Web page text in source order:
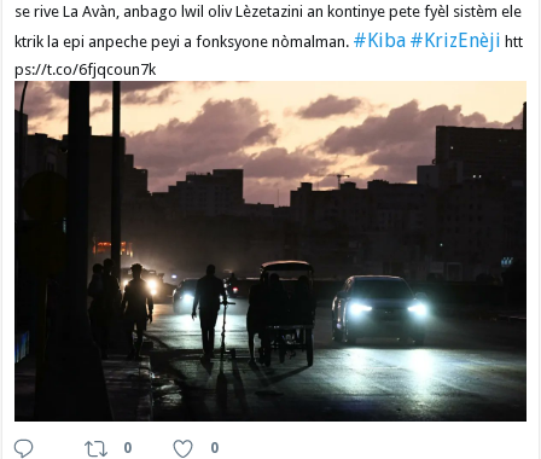
se rive La Avàn, anbago lwil oliv Lèzetazini an kontinye pete fyèl sistèm ele
ktrik la epi anpeche peyi a fonksyone nòmalman. #Kiba #KrizEnèji htt
ps://t.co/6fjqcoun7k
0 0